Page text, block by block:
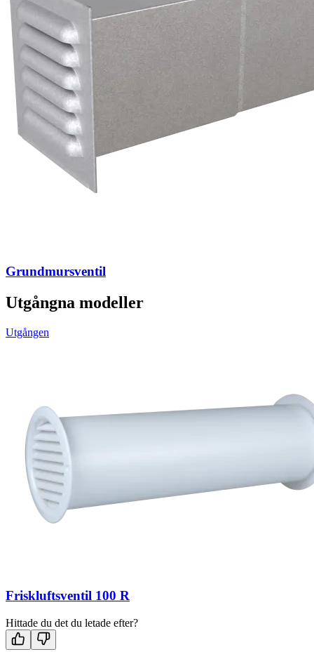
Grundmursventil
Utgångna modeller
Utgången
Friskluftsventil 100 R
Hittade du det du letade efter?